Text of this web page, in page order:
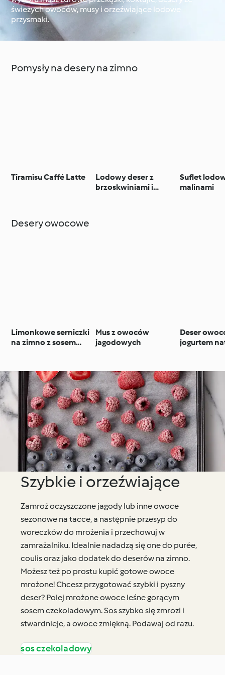
Dookoła świata z
Cookidoo®
Techniki kulinarne
świeżych owoców, musy i orzeźwiające lodowe
przysmaki.
Pomysły na desery na zimno
Tiramisu Caffé Latte
Lodowy deser z
brzoskwiniami i
Suflet
malinami
Desery owocowe
Limonkowe serniczki
na zimno z sosem
Mus z owoców
jagodowych
Deser
jogurtem
Szybkie i orzeźwiające
Zamroź oczyszczone jagody lub inne owoce
sezonowe na tacce, a następnie przesyp do
woreczków do mrożenia i przechowuj w
zamrażalniku. Idealnie nadadzą się one do purée,
coulis oraz jako dodatek do deserów na zimno.
Możesz też po prostu kupić gotowe owoce
mrożone! Chcesz przygotować szybki i pyszny
deser? Polej mrożone owoce leśne gorącym
sosem czekoladowym. Sos szybko się zmrozi i
stwardnieje, a owoce zmiękną. Podawaj od razu.
sos czekoladowy